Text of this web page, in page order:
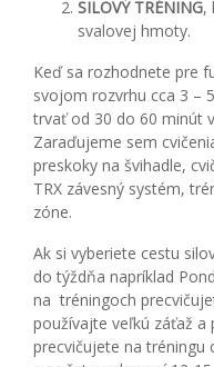
SILOVÝ TRÉNING,
svalovej hmoty.
Keď sa rozhodnete pre
svojom rozvrhu cca 3 –
trvať od 30 do 60 minút
Zaraďujeme sem
preskoky na švihadle,
TRX závesný systém,
zóne.
Ak si vyberiete cestu
do týždňa napríklad
na tréningoch
používajte veľkú záťaž a
precvičujete na tréningu